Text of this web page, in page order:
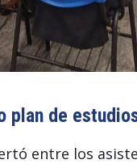
plan de
entre los